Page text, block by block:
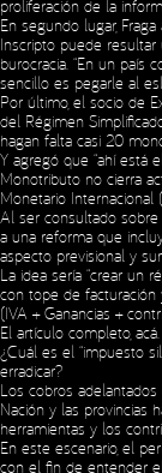
proliferación de la
En segundo lugar,
Inscripto puede resultar
burocracia. “En un país
sencillo es pegarle al
Por último, el socio de
del Régimen
hagan falta casi 20
Y agregó que “ahí está
Monotributo no cierra
Monetario Internacional
Al ser consultado sobre
a una reforma que
aspecto previsional y
La idea sería “crear un
con tope de facturación
(IVA + Ganancias +
El artículo completo, acá
¿Cuál es el “impuesto
erradicar?
Los cobros
Nación y las provincias
herramientas y los
En este escenario, el
con el fin de entender